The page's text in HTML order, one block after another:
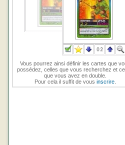
Vous pourrez ainsi définir les cartes que
possédez, celles que vous recherchez et
que vous avez en double.
Pour cela il suffit de vous inscrire.